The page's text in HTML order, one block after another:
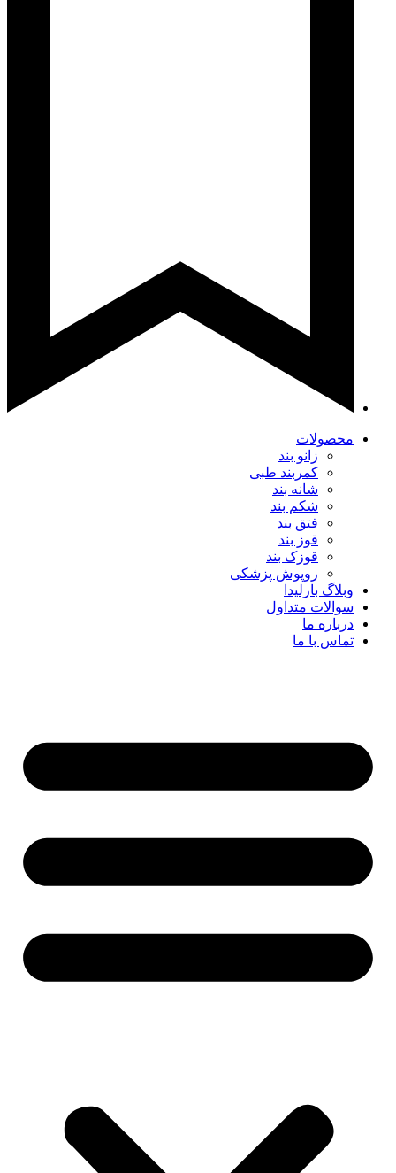
محصولات
زانو بند
کمربند طبی
شانه بند
شکم بند
فتق بند
قوز بند
قوزک بند
روپوش پزشکی
وبلاگ بارلیدا
سوالات متداول
درباره ما
تماس با ما